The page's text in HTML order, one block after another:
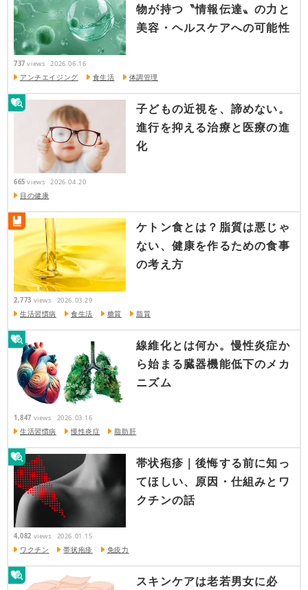
物が持つ〝情報伝達〟の力と
美容・ヘルスケアへの可能性
737 views 2026.06.16
アンチエイジング 食生活 体調管理
子どもの近視を、諦めない。
進行を抑える治療と医療の進
化
665 views 2026.04.20
目の健康
ケトン食とは？脂質は悪じゃ
ない、健康を作るための食事
の考え方
2,773 views 2026.03.29
生活習慣病 食生活 糖質 脂質
線維化とは何か。慢性炎症か
ら始まる臓器機能低下のメカ
ニズム
1,847 views 2026.03.16
生活習慣病 慢性炎症 脂肪肝
帯状疱疹｜後悔する前に知っ
てほしい、原因・仕組みとワ
クチンの話
4,082 views 2026.01.15
ワクチン 帯状疱疹 免疫力
スキンケアは老若男女に必